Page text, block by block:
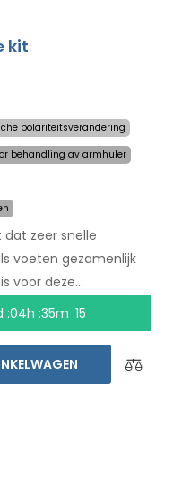
kit
polariteitsverandering
behandling av armhuler
zeer snelle
voeten gezamenlijk
voor deze
24 minuten, en het
is hetzelfde
bent u niet
Zorg voor
:04h :35m :14